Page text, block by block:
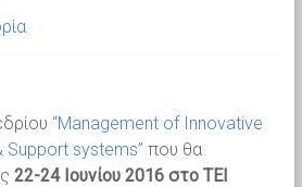
“Management of Innovative
Support systems” που θα
22-24 Ιουνίου 2016 στο ΤΕΙ